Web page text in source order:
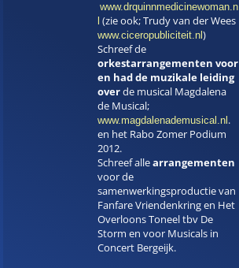
www.drquinnmedicinewoman.n
(zie ook; Trudy van der Wees
www.ciceropubliciteit.nl )
Schreef de
orkestarrangementen voor
en had de muzikale leiding
overde musical Magdalena
de Musical;
www.magdalenademusical.nl .
en het Rabo Zomer Podium
2012.
Schreef allearrangementen
voor de
samenwerkingsproductie van
Fanfare Vriendenkring en Het
Overloons Toneel tbv De
Storm en voor Musicals in
Concert Bergeijk.